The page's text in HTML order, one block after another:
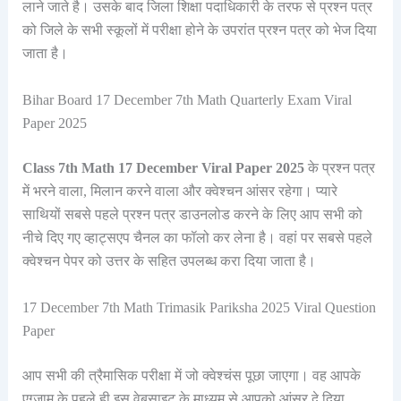
लाने जाते है। उसके बाद जिला शिक्षा पदाधिकारी के तरफ से प्रश्न पत्र
को जिले के सभी स्कूलों में परीक्षा होने के उपरांत प्रश्न पत्र को भेज दिया
जाता है।
Bihar Board 17 December 7th Math Quarterly Exam Viral
Paper 2025
Class 7th Math 17 December Viral Paper 2025के प्रश्न पत्र
में भरने वाला, मिलान करने वाला और क्वेश्चन आंसर रहेगा। प्यारे
साथियों सबसे पहले प्रश्न पत्र डाउनलोड करने के लिए आप सभी को
नीचे दिए गए व्हाट्सएप चैनल का फॉलो कर लेना है। वहां पर सबसे पहले
क्वेश्चन पेपर को उत्तर के सहित उपलब्ध करा दिया जाता है।
17 December 7th Math Trimasik Pariksha 2025 Viral Question
Paper
आप सभी की त्रैमासिक परीक्षा में जो क्वेश्चंस पूछा जाएगा। वह आपके